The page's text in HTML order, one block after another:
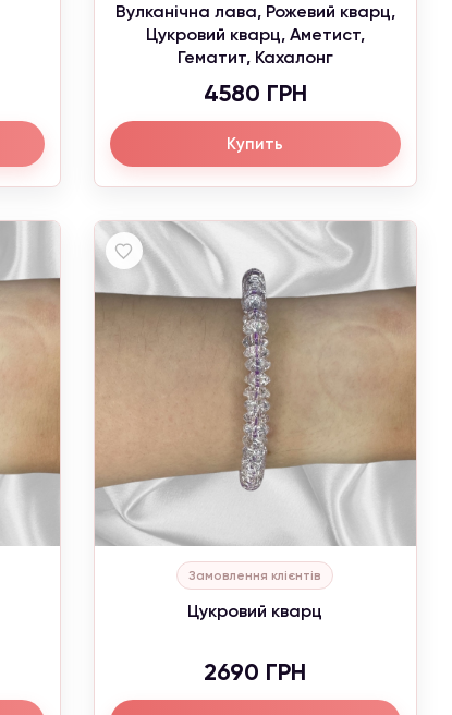
Вулканічна лава, Рожевий кварц,
Цукровий кварц, Аметист,
Гематит, Кахалонг
4580 ГРН
Купить
Замовлення клієнтів
Цукровий кварц
2690 ГРН